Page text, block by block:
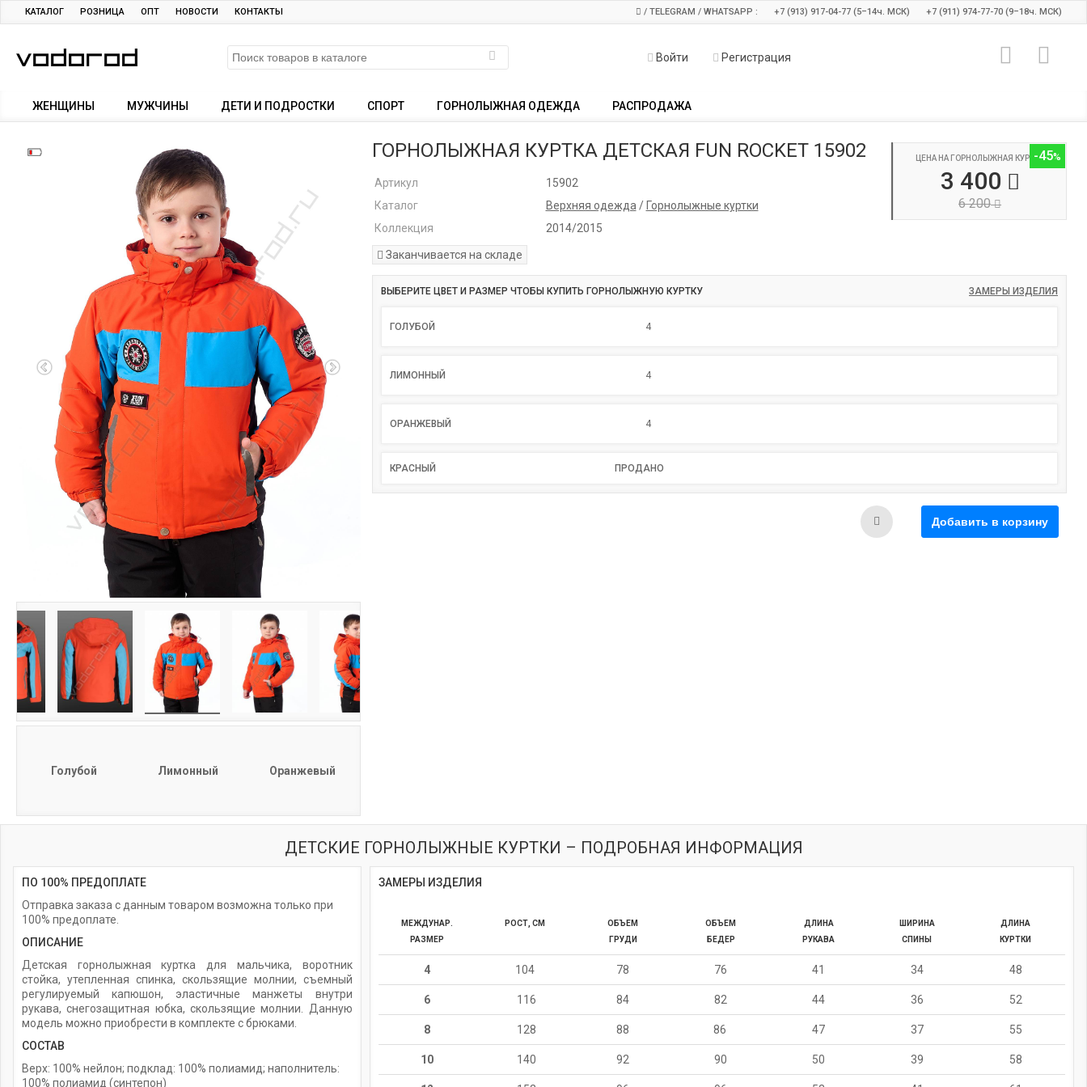
КАТАЛОГ РОЗНИЦА ОПТ НОВОСТИ КОНТАКТЫ / TELEGRAM / WHATSAPP : +7 (913) 917-04-77 (5–14ч. МСК) +7 (911) 974-77-70 (9–18ч. МСК)
Войти Регистрация
ЖЕНЩИНЫ МУЖЧИНЫ ДЕТИ И ПОДРОСТКИ СПОРТ ГОРНОЛЫЖНАЯ ОДЕЖДА РАСПРОДАЖА
Голубой Лимонный Оранжевый
ГОРНОЛЫЖНАЯ КУРТКА ДЕТСКАЯ FUN ROCKET 15902
Артикул
15902
Каталог
Верхняя одежда / Горнолыжные куртки
Коллекция
2014/2015
Заканчивается на складе
-45
ЦЕНА НА ГОРНОЛЫЖНАЯ КУРТКА
3 400
6 200
ВЫБЕРИТЕ ЦВЕТ И РАЗМЕР ЧТОБЫ КУПИТЬ ГОРНОЛЫЖНУЮ КУРТКУ ЗАМЕРЫ ИЗДЕЛИЯ
ГОЛУБОЙ 4
ЛИМОННЫЙ 4
ОРАНЖЕВЫЙ 4
КРАСНЫЙ ПРОДАНО
ДЕТСКИЕ ГОРНОЛЫЖНЫЕ КУРТКИ – ПОДРОБНАЯ ИНФОРМАЦИЯ
ПО 100% ПРЕДОПЛАТЕ
Отправка заказа с данным товаром возможна только при
100% предоплате.
ОПИСАНИЕ
Детская горнолыжная куртка для мальчика, воротник
стойка, утепленная спинка, скользящие молнии, съемный
регулируемый капюшон, эластичные манжеты внутри
рукава, снегозащитная юбка, скользящие молнии. Данную
модель можно приобрести в комплекте с брюками.
СОСТАВ
Верх: 100% нейлон; подклад: 100% полиамид; наполнитель:
100% полиамид (синтепон)
ЗАМЕРЫ ИЗДЕЛИЯ
МЕЖДУНАР.
РАЗМЕР
РОСТ, СМ
ОБЪЕМ
ГРУДИ
ОБЪЕМ
БЕДЕР
ДЛИНА
РУКАВА
ШИРИНА
СПИНЫ
ДЛИНА
КУРТКИ
4 104 78 76 41 34 48
6 116 84 82 44 36 52
8 128 88 86 47 37 55
10 140 92 90 50 39 58